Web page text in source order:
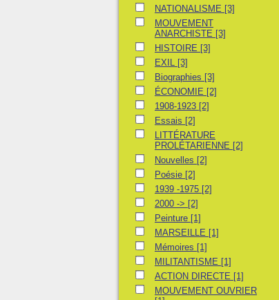
NATIONALISME
NATIONALISME [3]
MOUVEMENT ANARCHISTE
MOUVEMENT
ANARCHISTE [3]
HISTOIRE
HISTOIRE [3]
EXIL EXIL [3]
Biographies
Biographies [3]
ÉCONOMIE
ÉCONOMIE [2]
1908-19231908-1923 [2]
EssaisEssais [2]
LITTÉRATURE PROLÉTARIENNE
LITTÉRATURE
PROLÉTARIENNE [2]
NouvellesNouvelles [2]
PoésiePoésie [2]
1939 -1975
1939 -1975 [2]
2000 ->2000 -> [2]
PeinturePeinture [1]
MARSEILLE
MARSEILLE [1]
MémoiresMémoires [1]
MILITANTISME
MILITANTISME [1]
ACTION DIRECTE
ACTION DIRECTE [1]
MOUVEMENT OUVRIER
MOUVEMENT OUVRIER